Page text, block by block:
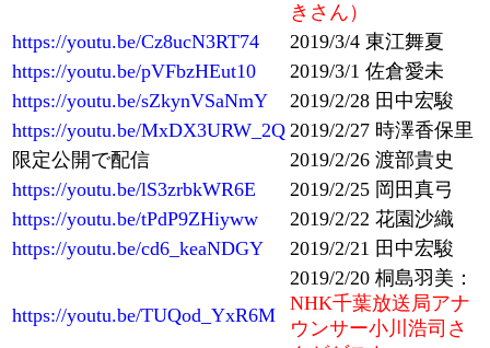
きさん）
https://youtu.be/Cz8ucN3RT74
2019/3/4 東江舞夏
https://youtu.be/pVFbzHEut10
2019/3/1 佐倉愛未
https://youtu.be/sZkynVSaNmY
2019/2/28 田中宏駿
https://youtu.be/MxDX3URW_2Q 2019/2/27 時澤香保里
限定公開で配信
2019/2/26 渡部貴史
https://youtu.be/lS3zrbkWR6E
2019/2/25 岡田真弓
https://youtu.be/tPdP9ZHiyww
2019/2/22 花園沙織
https://youtu.be/cd6_keaNDGY
2019/2/21 田中宏駿
https://youtu.be/TUQod_YxR6M
2019/2/20 桐島羽美：
NHK千葉放送局アナ
ウンサー小川浩司さ